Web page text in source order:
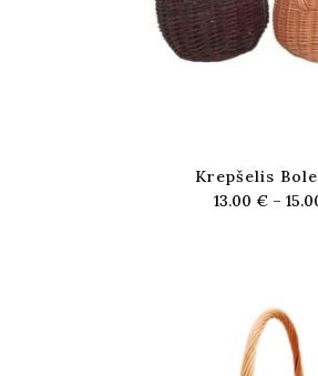
Krepšelis
13.00€ –